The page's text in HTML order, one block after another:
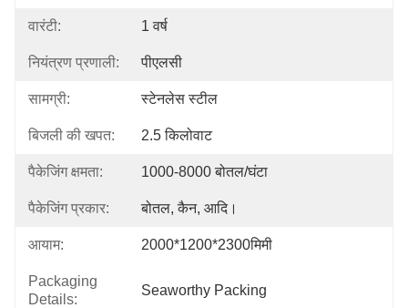
वारंटी: 1 वर्ष
नियंत्रण प्रणाली: पीएलसी
सामग्री: स्टेनलेस स्टील
बिजली की खपत: 2.5 किलोवाट
पैकेजिंग क्षमता: 1000-8000 बोतल/घंटा
पैकेजिंग प्रकार: बोतल, कैन, आदि।
आयाम: 2000*1200*2300मिमी
Packaging
Details:
Seaworthy Packing